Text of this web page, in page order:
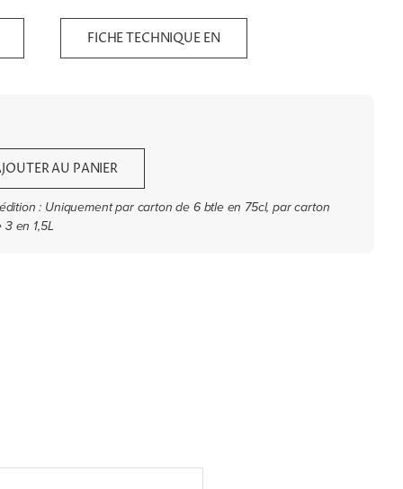
FICHE TECHNIQUE EN
AU PANIER